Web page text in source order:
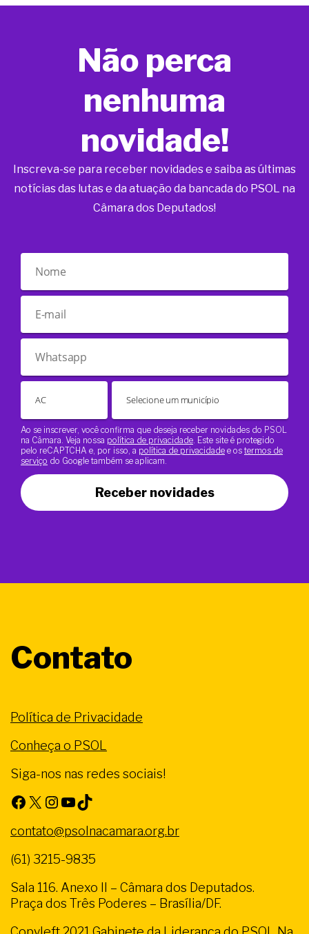
Não perca
nenhuma
novidade!
Inscreva-se para receber novidades e saiba as últimas
notícias das lutas e da atuação da bancada do PSOL na
Câmara dos Deputados!
Ao se inscrever, você confirma que deseja receber novidades do PSOL
na Câmara. Veja nossa política de privacidade. Este site é protegido
pelo reCAPTCHA e, por isso, a política de privacidade e os termos de
serviço do Google também se aplicam.
Receber novidades
Contato
Política de Privacidade
Conheça o PSOL
Siga-nos nas redes sociais!
Facebook X Instagram Youtube TikTok
contato@psolnacamara.org.br
(61) 3215-9835
Sala 116. Anexo II – Câmara dos Deputados.
Praça dos Três Poderes – Brasília/DF.